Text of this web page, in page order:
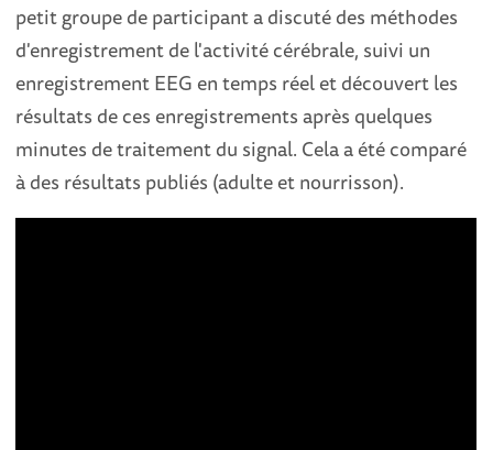
petit groupe de participant a discuté des méthodes
d'enregistrement de l'activité cérébrale, suivi un
enregistrement EEG en temps réel et découvert les
résultats de ces enregistrements après quelques
minutes de traitement du signal. Cela a été comparé
à des résultats publiés (adulte et nourrisson).